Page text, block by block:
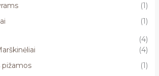
(1)
(1)
(4)
(4)
(1)